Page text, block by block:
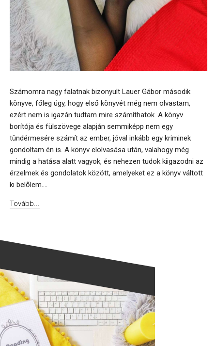
Számomra nagy falatnak bizonyult Lauer Gábor második
könyve, főleg úgy, hogy első könyvét még nem olvastam,
ezért nem is igazán tudtam mire számíthatok. A könyv
borítója és fülszövege alapján semmiképp nem egy
tündérmesére számít az ember, jóval inkább egy kriminek
gondoltam én is. A könyv elolvasása után, valahogy még
mindig a hatása alatt vagyok, és nehezen tudok kiigazodni az
érzelmek és gondolatok között, amelyeket ez a könyv váltott
ki belőlem....
Tovább...